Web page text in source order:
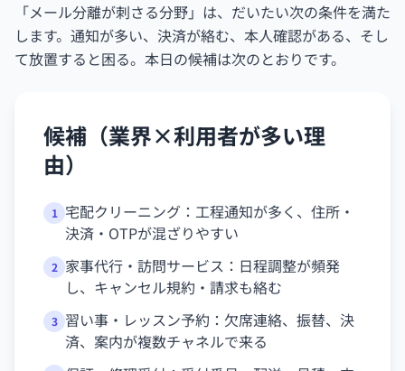
「メール分離が刺さる分野」は、だいたい次の条件を満た
します。通知が多い、決済が絡む、本人確認がある、そし
て放置すると困る。本日の候補は次のとおりです。
候補（業界×利用者が多い理
由）
1 宅配クリーニング：工程通知が多く、住所・
決済・OTPが混ざりやすい
2 家事代行・訪問サービス：日程調整が頻発
し、キャンセル規約・請求も絡む
3 習い事・レッスン予約：欠席連絡、振替、決
済、案内が複数チャネルで来る